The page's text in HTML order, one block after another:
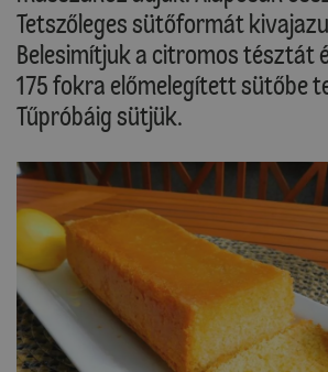
Tetszőleges sütőformát
Belesimítjuk a citromos tésztát
175 fokra előmelegített sütőbe
Tűpróbáig sütjük.